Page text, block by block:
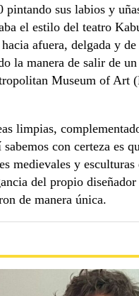
pintando sus labios y
el estilo del teatro
afuera, delgada y
la manera de salir de
Museum of Art
limpias,
con certeza es
medievales y
del propio
de manera única.